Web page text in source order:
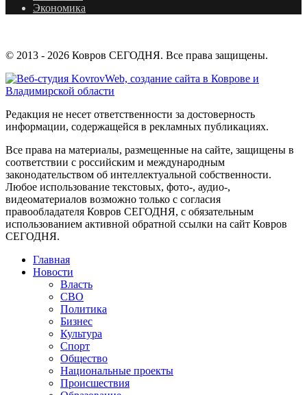
Экономика
© 2013 - 2026 Ковров СЕГОДНЯ. Все права защищены.
Редакция не несет ответственности за достоверность
информации, содержащейся в рекламных публикациях.
Все права на материалы, размещенные на сайте, защищены в
соответствии с российским и международным
законодательством об интеллектуальной собственности.
Любое использование текстовых, фото-, аудио-,
видеоматериалов возможно только с согласия
правообладателя Ковров СЕГОДНЯ, с обязательным
использованием активной обратной ссылки на сайт Ковров
СЕГОДНЯ.
Главная
Новости
Власть
СВО
Политика
Бизнес
Культура
Спорт
Общество
Национальные проекты
Происшествия